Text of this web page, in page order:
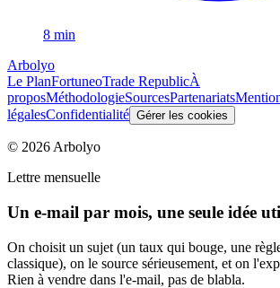
8 min
Arbolyo
Le PlanFortuneoTrade RepublicÀ
proposMéthodologieSourcesPartenariats
légalesConfidentialité Gérer les cookies
© 2026 Arbolyo
Lettre mensuelle
Un e-mail par mois, une seule idée
On choisit un sujet (un taux qui bouge, une
classique), on le source sérieusement, et on
Rien à vendre dans l'e-mail, pas de blabla.